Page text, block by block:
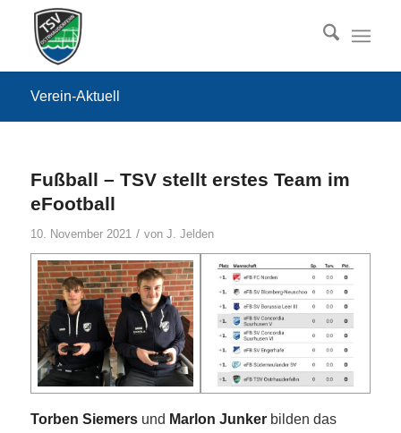
Verein-Aktuell
Fußball – TSV stellt erstes Team im
eFootball
10. November 2021 / von J. Jelden
Torben Siemersund Marlon Junkerbilden das